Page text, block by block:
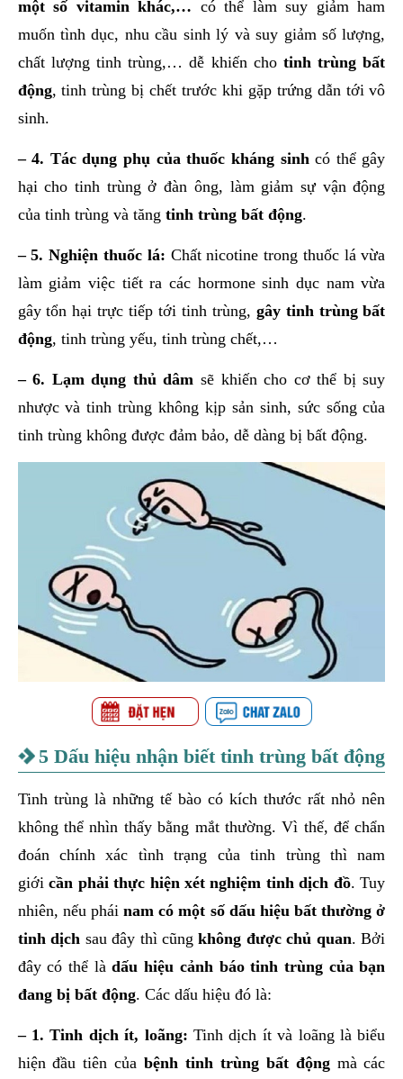
một số vitamin khác,… có thể làm suy giảm ham
muốn tình dục, nhu cầu sinh lý và suy giảm số lượng,
chất lượng tinh trùng,… dễ khiến chotinh trùng bất
động, tinh trùng bị chết trước khi gặp trứng dẫn tới vô
sinh.
– 4. Tác dụng phụ của thuốc kháng sinhcó thể gây
hại cho tinh trùng ở đàn ông, làm giảm sự vận động
của tinh trùng và tăng tinh trùng bất động.
– 5. Nghiện thuốc lá: Chất nicotine trong thuốc lá vừa
làm giảm việc tiết ra các hormone sinh dục nam vừa
gây tổn hại trực tiếp tới tinh trùng, gây tinh trùng bất
động, tinh trùng yếu, tinh trùng chết,…
– 6. Lạm dụng thủ dâm sẽ khiến cho cơ thể bị suy
nhược và tinh trùng không kịp sản sinh, sức sống của
tinh trùng không được đảm bảo, dễ dàng bị bất động.
5 Dấu hiệu nhận biết tinh trùng bất động
Tinh trùng là những tế bào có kích thước rất nhỏ nên
không thể nhìn thấy bằng mắt thường. Vì thế, để chẩn
đoán chính xác tình trạng của tinh trùng thì nam
giớicần phải thực hiện xét nghiệm tinh dịch đồ. Tuy
nhiên, nếu pháinam có một số dấu hiệu bất thường ở
tinh dịch sau đây thì cũngkhông được chủ quan. Bởi
đây có thể làdấu hiệu cảnh báo tinh trùng của bạn
đang bị bất động. Các dấu hiệu đó là:
– 1. Tinh dịch ít, loãng: Tinh dịch ít và loãng là biểu
hiện đầu tiên củabệnh tinh trùng bất độngmà các